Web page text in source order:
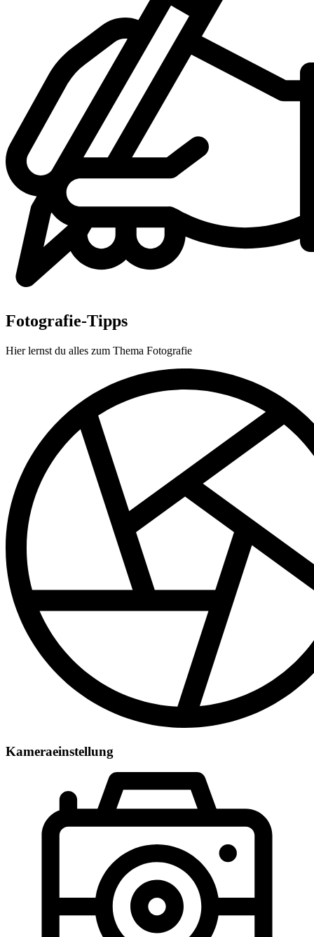
Fotografie-Tipps
Hier lernst du alles zum Thema Fotografie
Kameraeinstellung